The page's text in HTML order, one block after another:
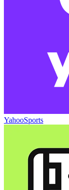
YahooSports